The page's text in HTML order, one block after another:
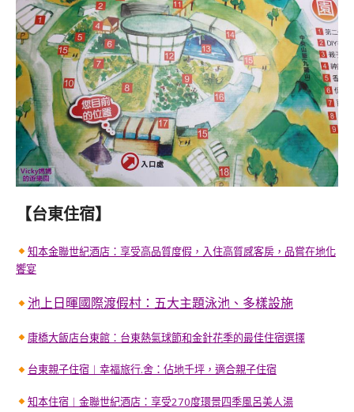
【台東住宿】
知本金聯世紀酒店：享受高品質度假，入住高質感客房，品嘗在地化
饗宴
池上日暉國際渡假村：五大主題泳池、多樣設施
康橋大飯店台東館：台東熱氣球節和金針花季的最佳住宿選擇
台東親子住宿︱幸福旅行.舍：佔地千坪，適合親子住宿
知本住宿︱金聯世紀酒店：享受270度環景四季風呂美人湯